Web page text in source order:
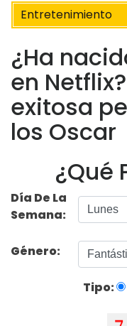
Entretenimiento
¿Ha
en
exitosa
los Oscar
¿Qué
Día De La
Semana:
Género:
Tipo: